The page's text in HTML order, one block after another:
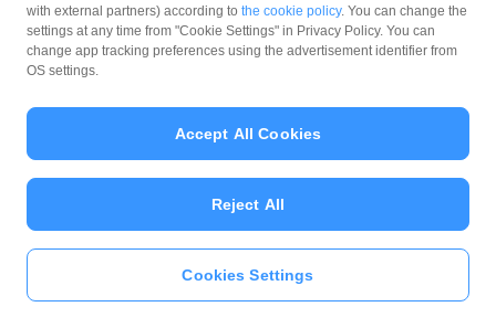
Copyright (C) 2026 PayPay Corporation. All Rights Reserved.
with external partners) according to the cookie policy. You can change the
settings at any time from "Cookie Settings" in Privacy Policy. You can
change app tracking preferences using the advertisement identifier from
OS settings.
Cookies Settings
Reject All
Accept All Cookies